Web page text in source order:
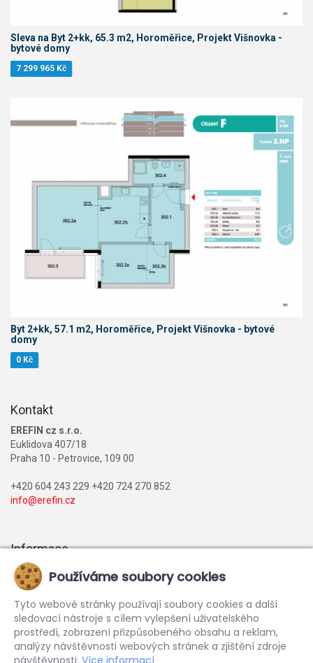
Sleva na Byt 2+kk, 65.3 m2, Horoměřice, Projekt Višnovka -
bytové domy
7 299 965 Kč
Byt 2+kk, 57.1 m2, Horoměřice, Projekt Višnovka - bytové
domy
0 Kč
Kontakt
EREFIN cz s.r.o.
Euklidova 407/18
Praha 10 - Petrovice, 109 00
+420 604 243 229 +420 724 270 852
info@erefin.cz
Informace
Nabídka realit
Financování
Reference
Kariéra
GDPR
Používáme soubory cookies
Tyto webové stránky používají soubory cookies a další
sledovací nástroje s cílem vylepšení uživatelského
prostředí, zobrazení přizpůsobeného obsahu a reklam,
analýzy návštěvnosti webových stránek a zjištění zdroje
návštěvnosti. Více informací